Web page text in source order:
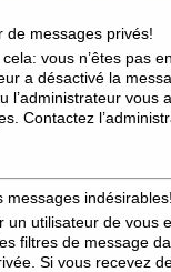
de messages privés!
vous n’êtes pas
a désactivé la
l’administrateur vous
Contactez
messages indésirables!
un utilisateur de vous
filtres de message
Si vous recevez